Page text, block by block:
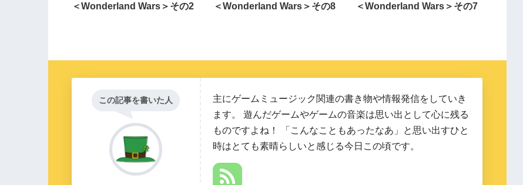
＜Wonderland Wars＞その2 ＜Wonderland Wars＞その8 ＜Wonderland Wars＞その7
この記事を書いた人
主にゲームミュージック関連の書き物や情報発信をしていき
ます。 遊んだゲームやゲームの音楽は思い出として心に残る
ものですよね！ 「こんなこともあったなあ」と思い出すひと
時はとても素晴らしいと感じる今日この頃です。